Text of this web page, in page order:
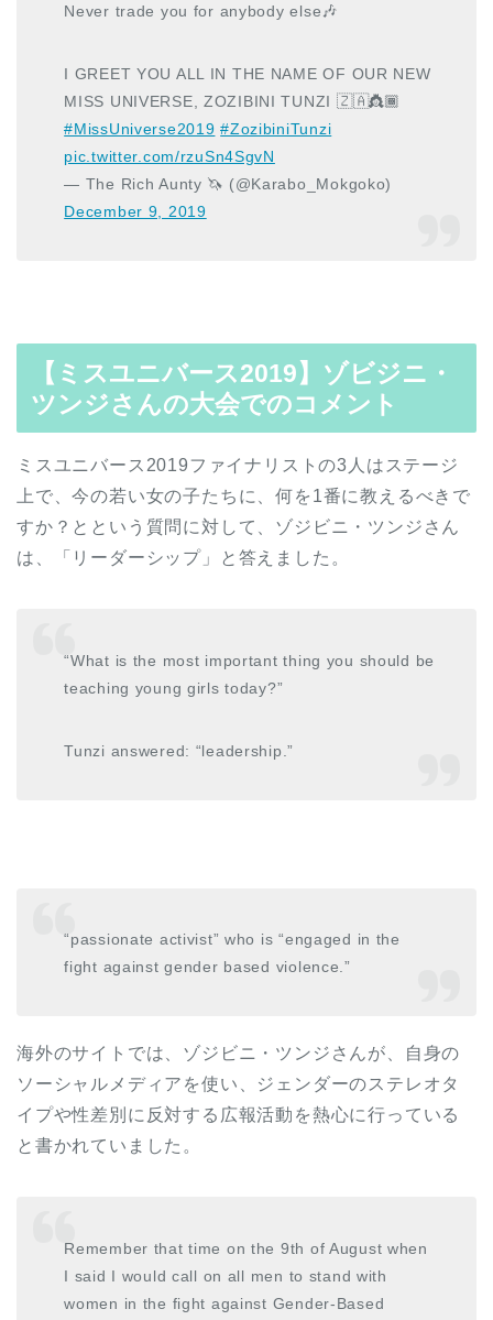
Never trade you for anybody else🎶
I GREET YOU ALL IN THE NAME OF OUR NEW
MISS UNIVERSE, ZOZIBINI TUNZI 🇿🇦👸🏾
#MissUniverse2019 #ZozibiniTunzi
pic.twitter.com/rzuSn4SgvN
— The Rich Aunty 🦄 (@Karabo_Mokgoko)
December 9, 2019
【ミスユニバース2019】ゾビジニ・
ツンジさんの大会でのコメント
ミスユニバース2019ファイナリストの3人はステージ
上で、今の若い女の子たちに、何を1番に教えるべきで
すか？とという質問に対して、ゾジビニ・ツンジさん
は、「リーダーシップ」と答えました。
“What is the most important thing you should be
teaching young girls today?”
Tunzi answered: “leadership.”
“passionate activist” who is “engaged in the
fight against gender based violence.”
海外のサイトでは、ゾジビニ・ツンジさんが、自身の
ソーシャルメディアを使い、ジェンダーのステレオタ
イプや性差別に反対する広報活動を熱心に行っている
と書かれていました。
Remember that time on the 9th of August when
I said I would call on all men to stand with
women in the fight against Gender-Based